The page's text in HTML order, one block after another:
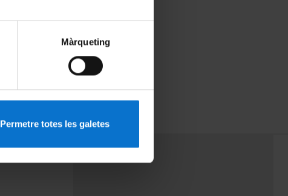
Màrqueting
Permetre totes les galetes
PEU 3